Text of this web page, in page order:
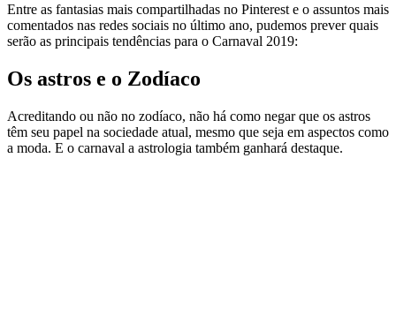
Entre as fantasias mais compartilhadas no Pinterest e o assuntos mais
comentados nas redes sociais no último ano, pudemos prever quais
serão as principais tendências para o Carnaval 2019:
Os astros e o Zodíaco
Acreditando ou não no zodíaco, não há como negar que os astros
têm seu papel na sociedade atual, mesmo que seja em aspectos como
a moda. E o carnaval a astrologia também ganhará destaque.